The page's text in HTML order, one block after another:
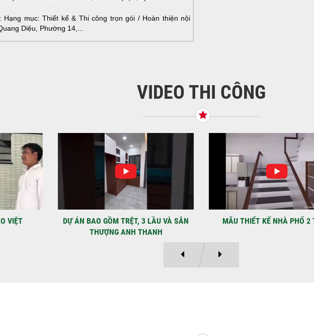
mục: Thiết kế & Thi công trọn gói / Hoàn thiện nội
Diệu, Phường 14,...
LẠC
Địa
Kỳ
VIDEO THI CÔNG
VÀ SÂN
MÃU THIẾT KẾ NHÀ PHỐ 2 TẦNG MẪU NHÀ PHỐ 4×12 1 TRỆT